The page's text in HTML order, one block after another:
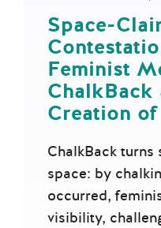
Space-
Feminist
ChalkBack
Creation
ChalkBack
space: by
occurred,
visibility,